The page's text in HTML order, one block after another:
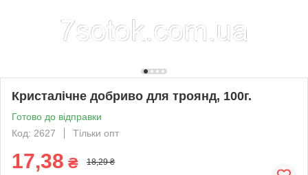
Кристалічне добриво для троянд, 100г.
Готово до відправки
Код: 2627
Тільки опт
17,38 ₴ 18,29 ₴